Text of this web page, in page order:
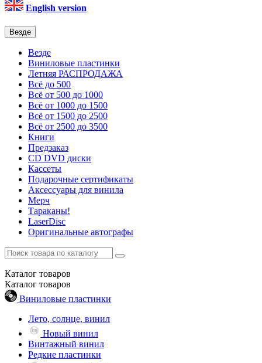
English version
Везде
Везде
Виниловые пластинки
Летняя РАСПРОДАЖА
Всё до 500
Всё от 500 до 1000
Всё от 1000 до 1500
Всё от 1500 до 2500
Всё от 2500 до 3500
Книги
Предзаказ
CD DVD диски
Кассеты
Подарочные сертификаты
Аксессуары для винила
Мерч
Тараканы!
LaserDisc
Оригинальные автографы
Каталог товаров
Каталог товаров
Виниловые пластинки
Лето, солнце, винил
Новый винил
Винтажный винил
Редкие пластинки